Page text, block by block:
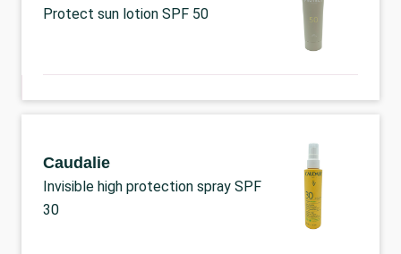
Protect sun lotion SPF 50
Caudalie
Invisible high protection spray SPF
30